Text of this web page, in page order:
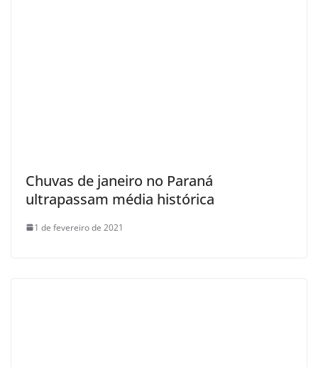
Chuvas de janeiro no Paraná
ultrapassam média histórica
1 de fevereiro de 2021